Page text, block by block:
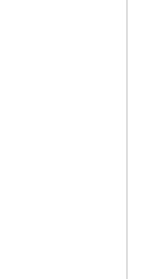
2-3 dnů